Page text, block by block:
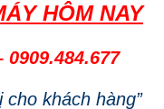
HÔM NAY
0909.484.677
khách hàng”